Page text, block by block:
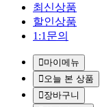
최신상품
할인상품
1:1문의
마이메뉴
오늘 본 상품
장바구니